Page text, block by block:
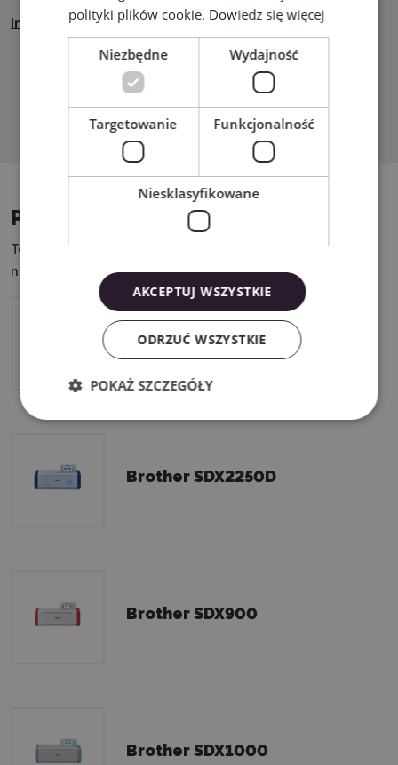
Instrukcja Bezpieczeństwa
PASUJĄCE URZĄDZENIA
Ten produkt możesz wykorzystać w połączeniu z
następującymi urządzeniami:
Brother SDX1250
Brother SDX2250D
Brother SDX900
Brother SDX1000
polityki plików cookie. Dowiedz się więcej
Niezbędne Wydajność
Targetowanie Funkcjonalność
Niesklasyfikowane
AKCEPTUJ WSZYSTKIE
ODRZUĆ WSZYSTKIE
POKAŻ SZCZEGÓŁY